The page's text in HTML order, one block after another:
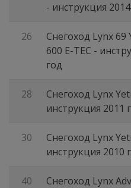
- инструкция
26
Снегоход Lynx 69
600 E-TEC -
год
28
Снегоход Lynx
инструкция 2011
30
Снегоход Lynx
инструкция 2010
40
Снегоход Lynx